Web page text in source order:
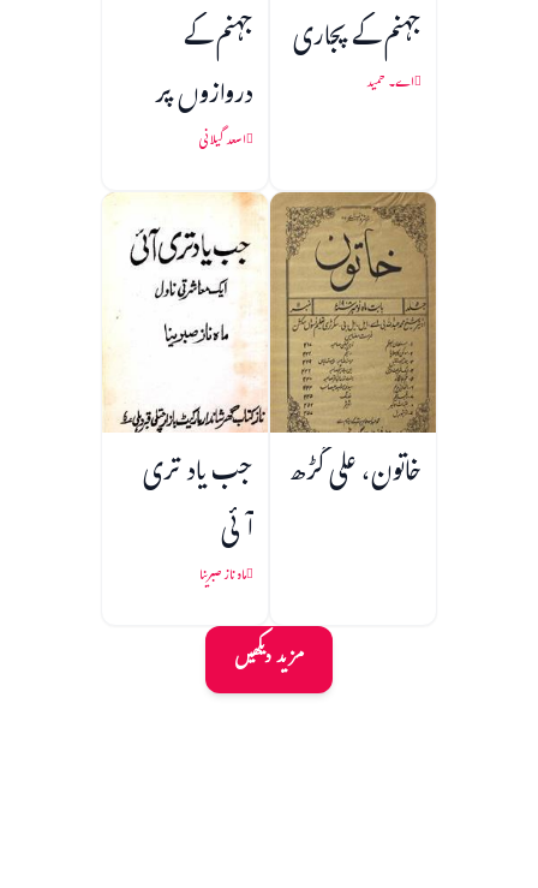
جہنم کے پجاری
اے۔ حمید
جہنم کے
دروازوں پر
اسعد گیلانی
خاتون، علی گڑھ جب یاد تری
آئی
ماہ ناز صبرینا
مزید دیکھیں